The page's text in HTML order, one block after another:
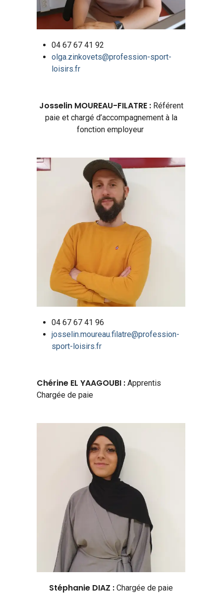
04 67 67 41 92
olga.zinkovets@profession-sport-
loisirs.fr
Josselin MOUREAU-FILATRE : Référent
paie et chargé d’accompagnement à la
fonction employeur
04 67 67 41 96
josselin.moureau.filatre@profession-
sport-loisirs.fr
Chérine EL YAAGOUBI : Apprentis
Chargée de paie
Stéphanie DIAZ : Chargée de paie